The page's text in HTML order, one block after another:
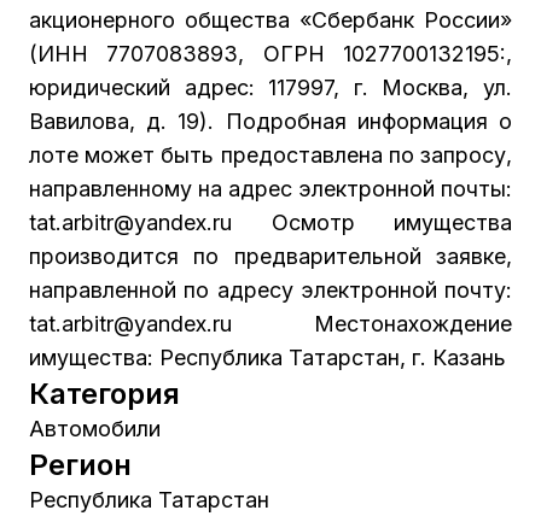
акционерного общества «Сбербанк России»
(ИНН 7707083893, ОГРН 1027700132195:,
юридический адрес: 117997, г. Москва, ул.
Вавилова, д. 19). Подробная информация о
лоте может быть предоставлена по запросу,
направленному на адрес электронной почты:
tat.arbitr@yandex.ru Осмотр имущества
производится по предварительной заявке,
направленной по адресу электронной почту:
tat.arbitr@yandex.ru Местонахождение
имущества: Республика Татарстан, г. Казань
Категория
Автомобили
Регион
Республика Татарстан